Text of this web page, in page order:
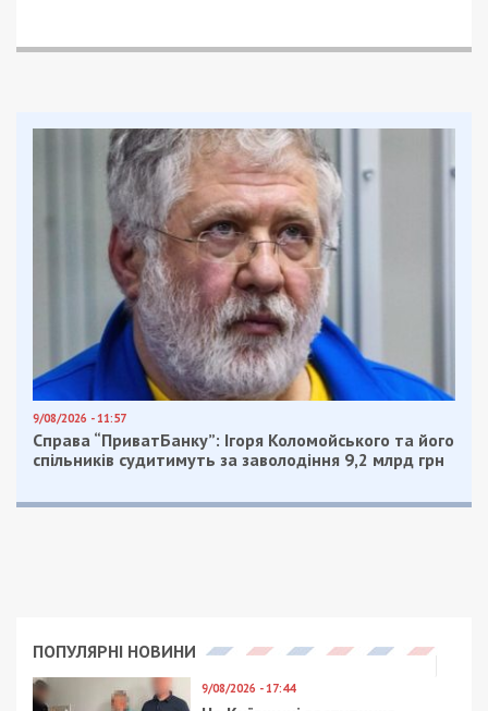
багатоквартирному житловому будинку “ЖК Delmar”
для повторної реалізації майнових прав на квартири
осіб, які інвестували на етапі раннього проектування
та будівництва житлового комплексу. Прокурор вважає,
що організатором злочинної схеми є Турчин Олександр
Леонідович, 12.05.1971 року народження. Він здійснює
фактичний контроль над групою компаній “Дельмар”,
координує дії учасників та здійснює розподіл ролей,
забезпечує підроблення документів та незаконне
відчуження квартир, організував призначення
номінальних осіб на підконтрольні підприємства,
контролює фінансові потоки від реалізації нерухомості
та вживає заходів з метою легалізації незаконно
отриманих коштів”, – йдеться в ухвалі суду.
Середня вартість однієї квартири в “ЖК Delmar”
стартувала від 100 000 доларів, тож орієнтовна
сума зловживань може становити понад 5 000
000 доларів.
столичному “ЖК Delray”, а й ще на кількох
обʼєктах групи компаній Дельмар засновником
яких є забудовник та екс-депутат Дніпровської